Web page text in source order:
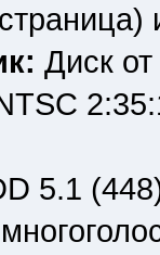
Диск
5.1